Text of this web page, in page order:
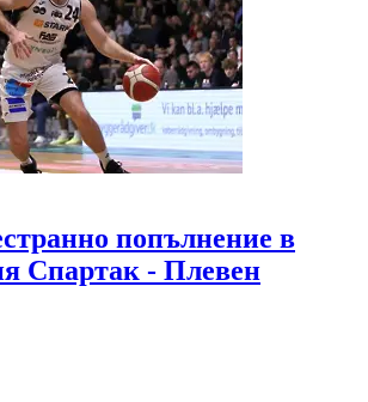
попълнение в
Спартак - Плевен